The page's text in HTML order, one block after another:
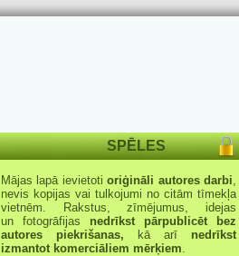
SPĒLES
Mājas lapā ievietotioriģināli autores darbi,
nevis kopijas vai tulkojumi no citām tīmekļa
vietnēm. Rakstus, zīmējumus, idejas
un fotogrāfijas nedrīkst pārpublicēt bez
autores piekrišanas,
kā arī nedrīkst
izmantot komerciāliem mērķiem.